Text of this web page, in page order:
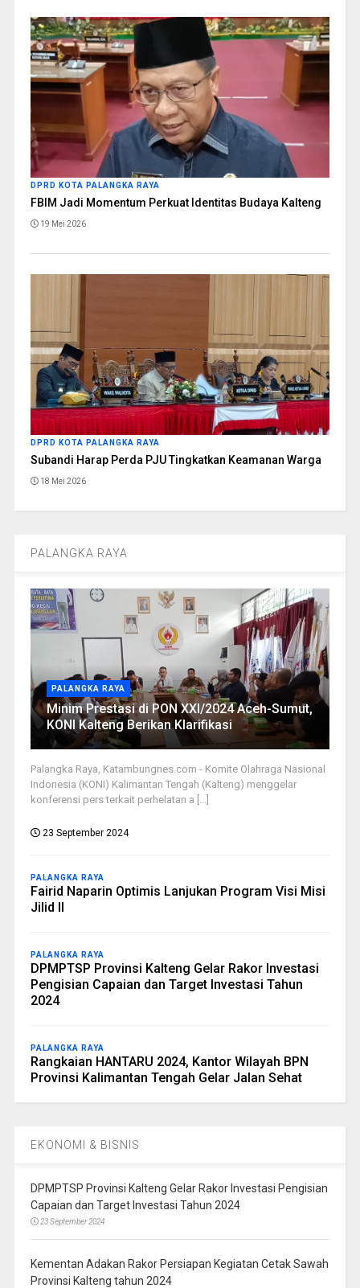
DPRD KOTA PALANGKA RAYA
FBIM Jadi Momentum Perkuat Identitas Budaya Kalteng
19 Mei 2026
DPRD KOTA PALANGKA RAYA
Subandi Harap Perda PJU Tingkatkan Keamanan Warga
18 Mei 2026
PALANGKA RAYA
PALANGKA RAYA
Minim Prestasi di PON XXI/2024 Aceh-Sumut,
KONI Kalteng Berikan Klarifikasi
Palangka Raya, Katambungnes.com - Komite Olahraga Nasional
Indonesia (KONI) Kalimantan Tengah (Kalteng) menggelar
konferensi pers terkait perhelatan a [...]
23 September 2024
PALANGKA RAYA
Fairid Naparin Optimis Lanjukan Program Visi Misi
Jilid II
PALANGKA RAYA
DPMPTSP Provinsi Kalteng Gelar Rakor Investasi
Pengisian Capaian dan Target Investasi Tahun
2024
PALANGKA RAYA
Rangkaian HANTARU 2024, Kantor Wilayah BPN
Provinsi Kalimantan Tengah Gelar Jalan Sehat
EKONOMI & BISNIS
DPMPTSP Provinsi Kalteng Gelar Rakor Investasi Pengisian
Capaian dan Target Investasi Tahun 2024
23 September 2024
Kementan Adakan Rakor Persiapan Kegiatan Cetak Sawah
Provinsi Kalteng tahun 2024